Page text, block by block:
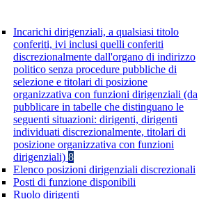
Incarichi dirigenziali, a qualsiasi titolo
conferiti, ivi inclusi quelli conferiti
discrezionalmente dall'organo di indirizzo
politico senza procedure pubbliche di
selezione e titolari di posizione
organizzativa con funzioni dirigenziali (da
pubblicare in tabelle che distinguano le
seguenti situazioni: dirigenti, dirigenti
individuati discrezionalmente, titolari di
posizione organizzativa con funzioni
dirigenziali) 8
Elenco posizioni dirigenziali discrezionali
Posti di funzione disponibili
Ruolo dirigenti